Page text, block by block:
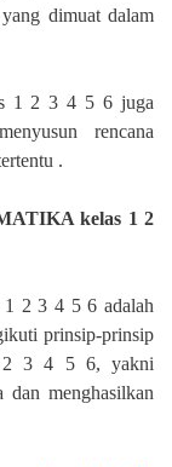
dimuat dalam
1 2 3 4 5 6 juga
rencana
.
kelas 1 2
2 3 4 5 6 adalah
prinsip-prinsip
2 3 4 5 6, yakni
dan menghasilkan